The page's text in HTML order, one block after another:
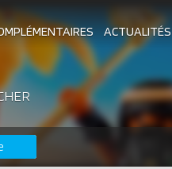
ACTUALITÉS
CATALOGUES PLAYMOBIL
DERNIERS PLAYMOBIL AJOUTÉS